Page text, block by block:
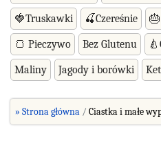
🍓Truskawki 🍒Czereśnie
🍞 Pieczywo Bez Glutenu
Maliny Jagody i borówki
» Strona główna Ciastka i małe